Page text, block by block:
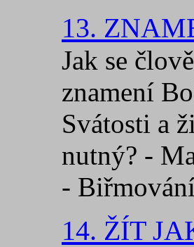
13.
Jak se
znamení
Svátosti a
nutný? -
-
14. ŽÍT